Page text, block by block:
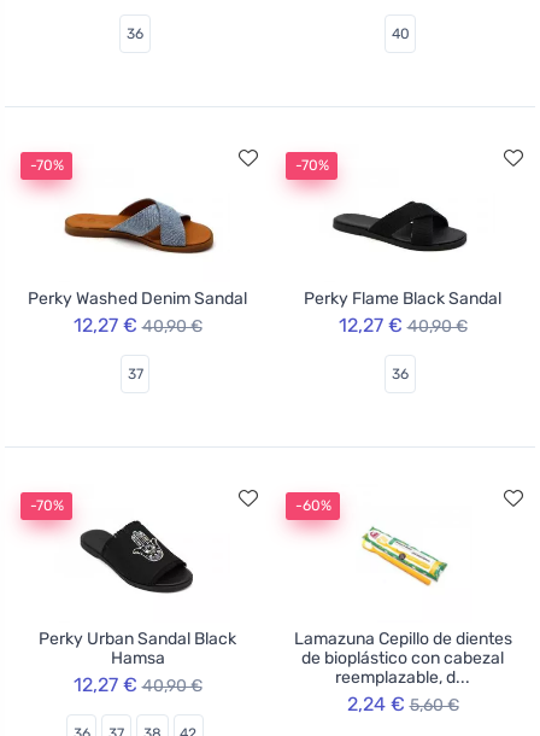
36 40
-70%
Perky Washed Denim Sandal
12,27 € 40,90 €
37
-70%
Perky Flame Black Sandal
12,27 € 40,90 €
36
-70%
Perky Urban Sandal Black
Hamsa
12,27 € 40,90 €
-60%
Lamazuna Cepillo de dientes
de bioplástico con cabezal
reemplazable, d...
2,24 € 5,60 €